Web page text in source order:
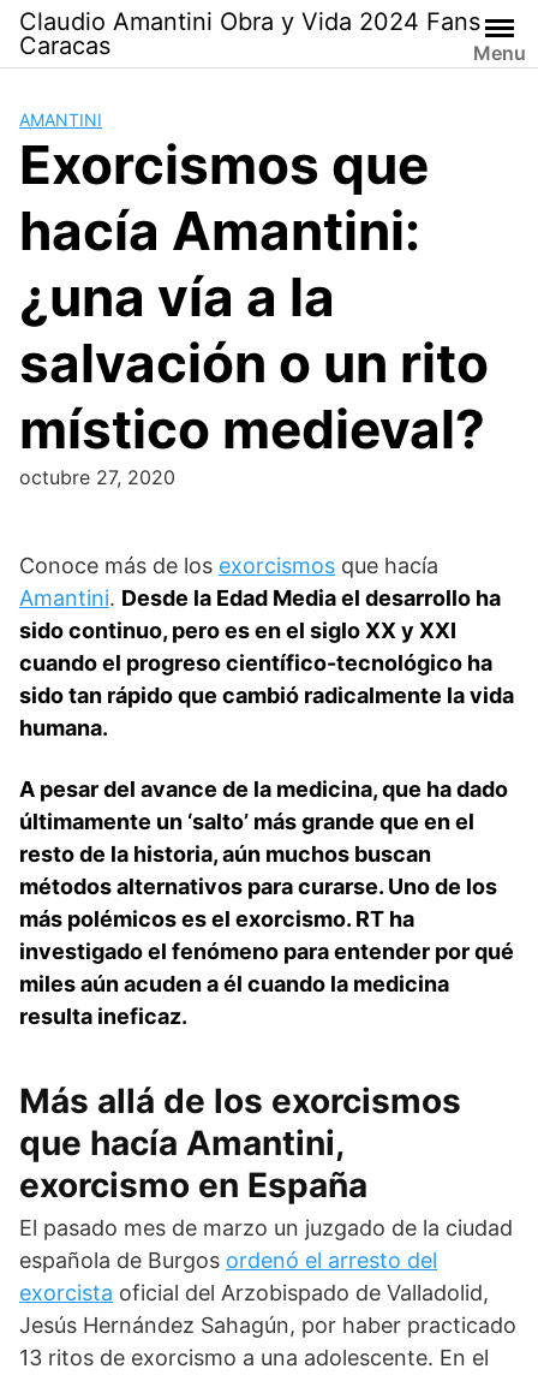
Saltar
contenido
Claudio Amantini Obra y Vida 2024 Fans
Caracas
Menu
AMANTINI
Exorcismos que
hacía Amantini:
¿una vía a la
salvación o un rito
místico medieval?
octubre 27, 2020
Conoce más de los exorcismos que hacía
Amantini. Desde la Edad Media el desarrollo ha
sido continuo, pero es en el siglo XX y XXI
cuando el progreso científico-tecnológico ha
sido tan rápido que cambió radicalmente la vida
humana.
A pesar del avance de la medicina, que ha dado
últimamente un ‘salto’ más grande que en el
resto de la historia, aún muchos buscan
métodos alternativos para curarse. Uno de los
más polémicos es el exorcismo. RT ha
investigado el fenómeno para entender por qué
miles aún acuden a él cuando la medicina
resulta ineficaz.
Más allá de los exorcismos
que hacía Amantini,
exorcismo en España
El pasado mes de marzo un juzgado de la ciudad
española de Burgos ordenó el arresto del
exorcista oficial del Arzobispado de Valladolid,
Jesús Hernández Sahagún, por haber practicado
13 ritos de exorcismo a una adolescente. En el